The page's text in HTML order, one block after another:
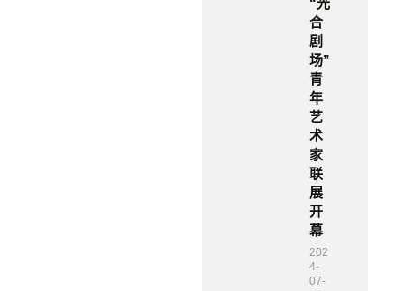
合
剧
场”
青
年
艺
术
家
联
展
开
幕
202
4-
07-